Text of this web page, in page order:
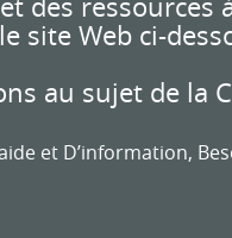
site Web ci-
au sujet de la
et D’information,